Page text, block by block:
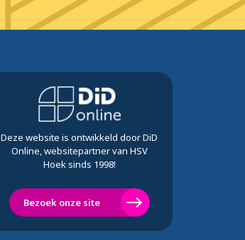
Deze website is ontwikkeld door DiD
Online, websitepartner van HSV
Hoek sinds 1998!
Bezoek onze site